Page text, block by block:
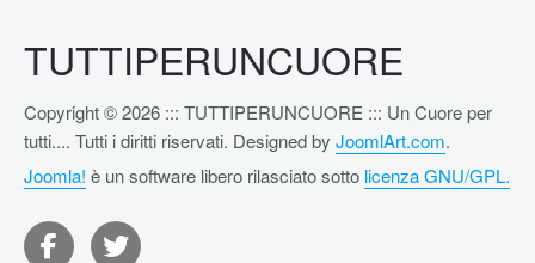
TUTTIPERUNCUORE
Copyright © 2026 ::: TUTTIPERUNCUORE ::: Un Cuore per
tutti.... Tutti i diritti riservati. Designed by JoomlArt.com.
Joomla! è un software libero rilasciato sotto licenza GNU/GPL.